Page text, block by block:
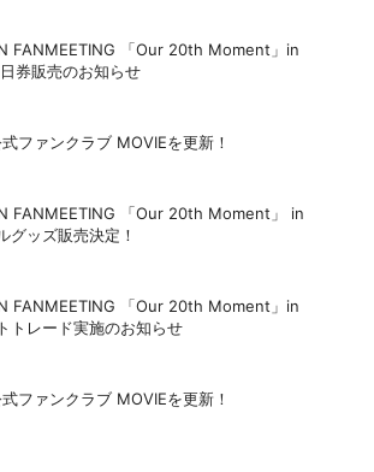
FANMEETING 「Our 20th Moment」in
券販売のお知らせ
ファンクラブ MOVIEを更新！
FANMEETING 「Our 20th Moment」 in
グッズ販売決定！
FANMEETING 「Our 20th Moment」in
トレード実施のお知らせ
ファンクラブ MOVIEを更新！